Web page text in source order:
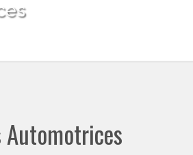
Automotrices